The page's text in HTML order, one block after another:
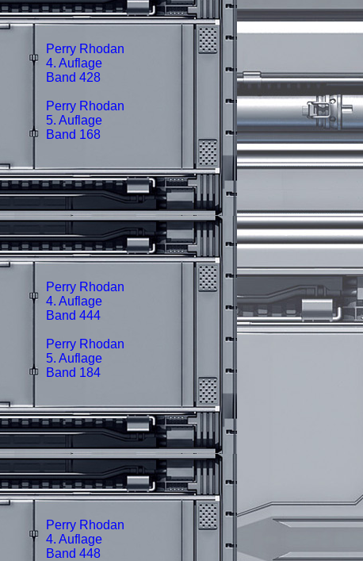
Perry Rhodan
4. Auflage
Band 428
Perry Rhodan
5. Auflage
Band 168
Perry Rhodan
4. Auflage
Band 444
Perry Rhodan
5. Auflage
Band 184
Perry Rhodan
4. Auflage
Band 448